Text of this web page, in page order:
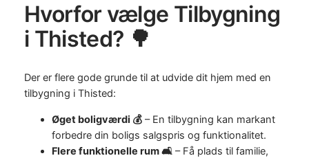
Hvorfor vælge Tilbygning
i Thisted? 🌳
Der er flere gode grunde til at udvide dit hjem med en
tilbygning i Thisted:
Øget boligværdi 💰– En tilbygning kan markant
forbedre din boligs salgspris og funktionalitet.
Flere funktionelle rum 🛋️– Få plads til familie,